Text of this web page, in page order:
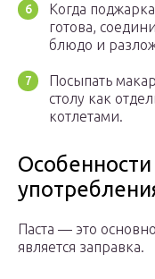
Когда
готова,
блюдо и
Посыпать
столу как
котлетами.
Паста — это
является заправка.